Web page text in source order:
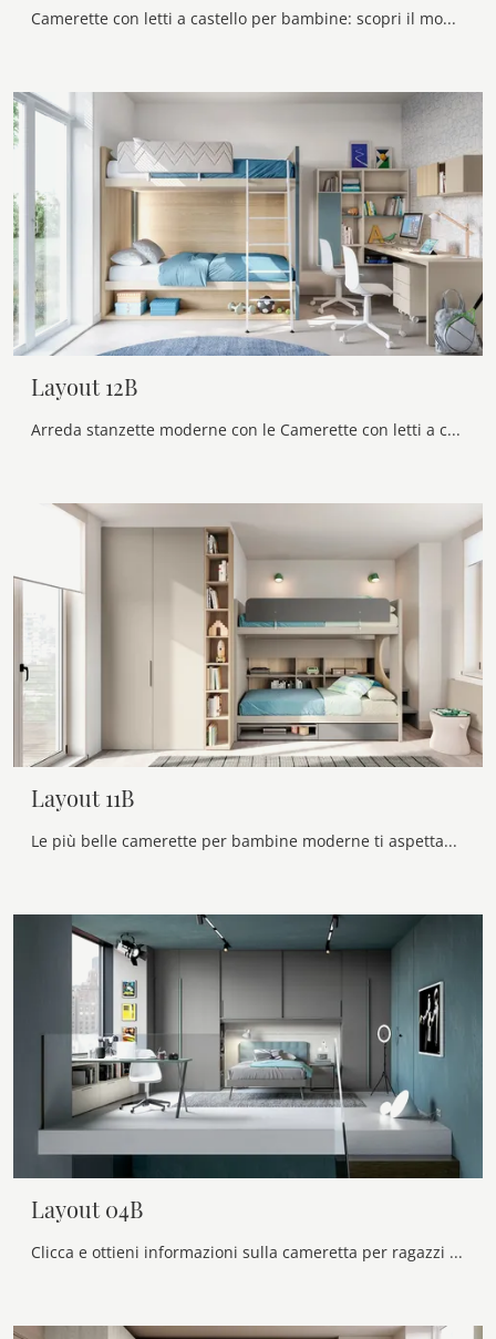
Camerette con letti a castello per bambine: scopri il modello in melaminico Layout 13B di Doimo Cityline per stanzette moderne.
Layout 12B
Arreda stanzette moderne con le Camerette con letti a castello Doimo Cityline! Il modello Layout 12B in melaminico è per bambini.
Layout 11B
Le più belle camerette per bambine moderne ti aspettano! Scopri il modello Layout 11B di Doimo Cityline.
Layout 04B
Clicca e ottieni informazioni sulla cameretta per ragazzi Layout 04B! Le Camerette a ponte Doimo Cityline ti aspettano.